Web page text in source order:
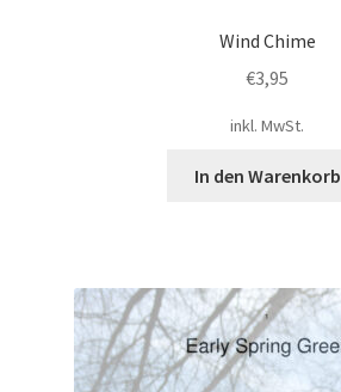
Wind Chime
€3,95
inkl. MwSt.
In den Warenkorb